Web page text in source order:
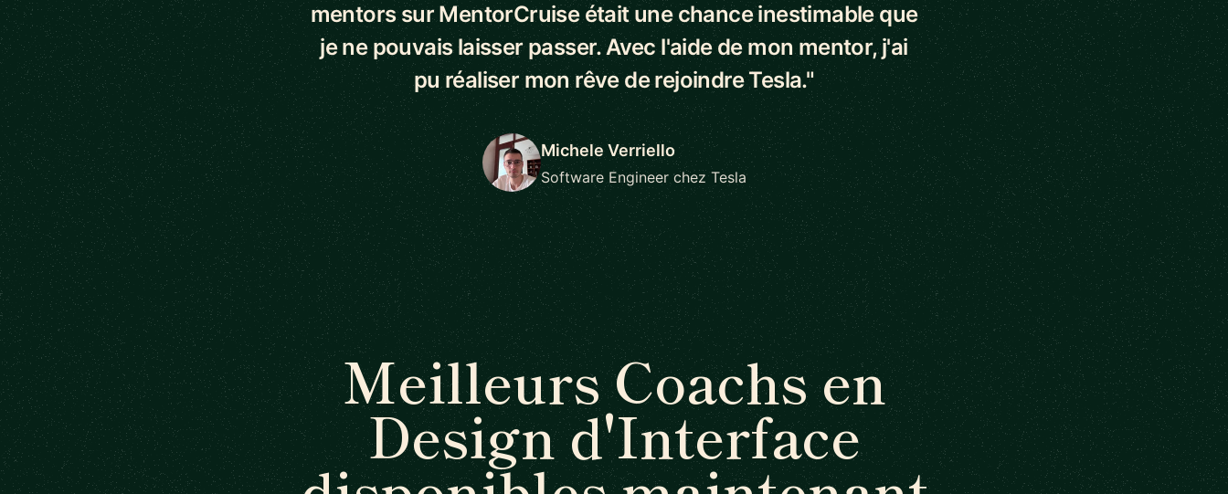
mentors sur MentorCruise était une chance inestimable que
je ne pouvais laisser passer. Avec l'aide de mon mentor, j'ai
pu réaliser mon rêve de rejoindre Tesla."
Michele Verriello
Software Engineer chez Tesla
Meilleurs Coachs en
Design d'Interface